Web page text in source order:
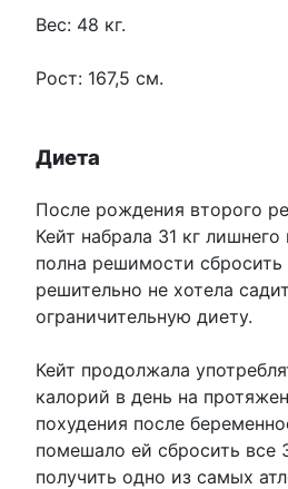
Вес: 48 кг.
Рост: 167,5 см.
Диета
После рождения второго
Кейт набрала 31 кг
полна решимости
решительно не хотела
ограничительную диету.
Кейт продолжала
калорий в день на
похудения после
помешало ей сбросить все
получить одно из самых